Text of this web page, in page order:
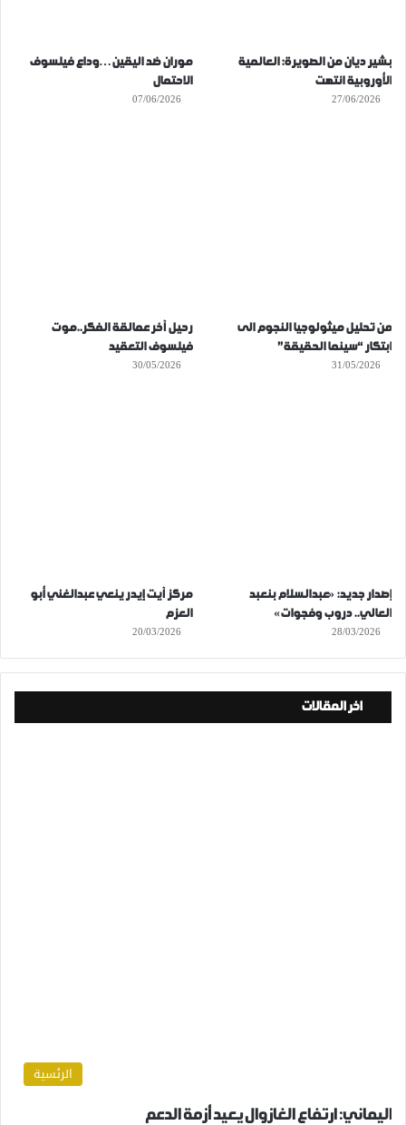
بشير ديان من الصويرة: العالمية
الأوروبية انتهت
27/06/2026
موران ضد اليقين…وداع فيلسوف
الاحتمال
07/06/2026
من تحليل ميثولوجيا النجوم الى
ابتكار “سينما الحقيقة”
31/05/2026
رحيل آخر عمالقة الفكر..موت
فيلسوف التعقيد
30/05/2026
إصدار جديد: «عبدالسلام بنعبد
العالي.. دروب وفجوات»
28/03/2026
مركز آيت إيدر ينعي عبدالغني أبو
العزم
20/03/2026
اخر المقالات
الرئسية
اليماني: ارتفاع الغازوال يعيد أزمة الدعم